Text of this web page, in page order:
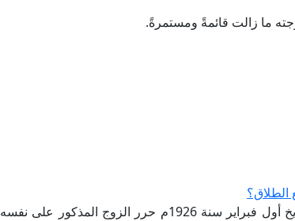
ما زالت قائمةً ومستمرةً.
امرأة تزوجت بشخص بمقتضى قسيمة رسمية، وبتاريخ أول فبراير سنة 1926م حرر الزوج المذكور على نفسه